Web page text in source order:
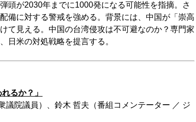
頭が2030年までに1000発になる可能性を指摘。さ
備に対する警戒を強める。背景には、中国が「崇高
て見える。中国の台湾侵攻は不可避なのか？専門家
日米の対処戦略を提言する。
るか？」
議院議員）、鈴木 哲夫（番組コメンテーター ／ ジ